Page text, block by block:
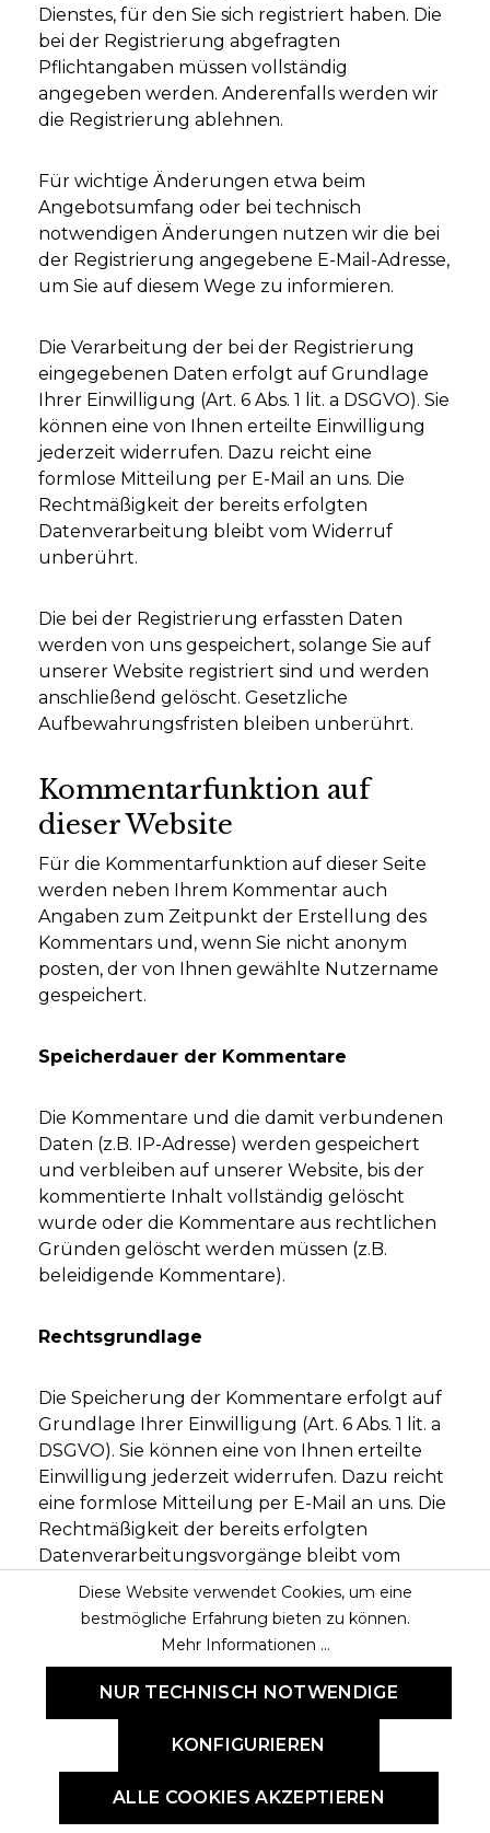
Dienstes, für den Sie sich registriert haben. Die
bei der Registrierung abgefragten
Pflichtangaben müssen vollständig
angegeben werden. Anderenfalls werden wir
die Registrierung ablehnen.
Für wichtige Änderungen etwa beim
Angebotsumfang oder bei technisch
notwendigen Änderungen nutzen wir die bei
der Registrierung angegebene E-Mail-Adresse,
um Sie auf diesem Wege zu informieren.
Die Verarbeitung der bei der Registrierung
eingegebenen Daten erfolgt auf Grundlage
Ihrer Einwilligung (Art. 6 Abs. 1 lit. a DSGVO). Sie
können eine von Ihnen erteilte Einwilligung
jederzeit widerrufen. Dazu reicht eine
formlose Mitteilung per E-Mail an uns. Die
Rechtmäßigkeit der bereits erfolgten
Datenverarbeitung bleibt vom Widerruf
unberührt.
Die bei der Registrierung erfassten Daten
werden von uns gespeichert, solange Sie auf
unserer Website registriert sind und werden
anschließend gelöscht. Gesetzliche
Aufbewahrungsfristen bleiben unberührt.
Kommentarfunktion auf
dieser Website
Für die Kommentarfunktion auf dieser Seite
werden neben Ihrem Kommentar auch
Angaben zum Zeitpunkt der Erstellung des
Kommentars und, wenn Sie nicht anonym
posten, der von Ihnen gewählte Nutzername
gespeichert.
Speicherdauer der Kommentare
Die Kommentare und die damit verbundenen
Daten (z.B. IP-Adresse) werden gespeichert
und verbleiben auf unserer Website, bis der
kommentierte Inhalt vollständig gelöscht
wurde oder die Kommentare aus rechtlichen
Gründen gelöscht werden müssen (z.B.
beleidigende Kommentare).
Rechtsgrundlage
Die Speicherung der Kommentare erfolgt auf
Grundlage Ihrer Einwilligung (Art. 6 Abs. 1 lit. a
DSGVO). Sie können eine von Ihnen erteilte
Einwilligung jederzeit widerrufen. Dazu reicht
eine formlose Mitteilung per E-Mail an uns. Die
Rechtmäßigkeit der bereits erfolgten
Datenverarbeitungsvorgänge bleibt vom
Widerruf unberührt.
Verarbeiten von Daten
(Kunden- und Vertragsdaten)
Wir erheben, verarbeiten und nutzen
personenbezogene Daten nur, soweit sie für
die Begründung, inhaltliche Ausgestaltung
oder Änderung des Rechtsverhältnisses
erforderlich sind (Bestandsdaten). Dies erfolgt
Diese Website verwendet Cookies, um eine
bestmögliche Erfahrung bieten zu können.
Mehr Informationen ...
NUR TECHNISCH NOTWENDIGE
KONFIGURIEREN
ALLE COOKIES AKZEPTIEREN